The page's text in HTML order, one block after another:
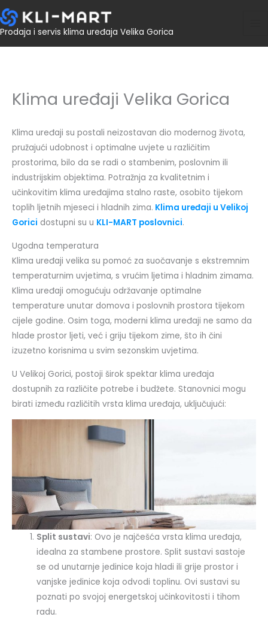
Skip
to
content
Prodaja i servis klima uređaja Velika Gorica
Klima uređaji Velika Gorica
Klima uređaji su postali neizostavan dio modernog života,
pružajući udobnost i optimalne uvjete u različitim
prostorima, bilo da se radi o stambenim, poslovnim ili
industrijskim objektima. Potražnja za kvalitetnim i
učinkovitim klima uređajima stalno raste, osobito tijekom
toplih ljetnih mjeseci i hladnih zima. Klima uređaji u Velikoj
Gorici dostupni su u KLI-MART poslovnici.
Ugodna temperatura
Klima uređaji velika su pomoć za suočavanje s ekstremnim
temperaturnim uvjetima, s vrućim ljetima i hladnim zimama.
Klima uređaji omogućuju održavanje optimalne
temperature unutar domova i poslovnih prostora tijekom
cijele godine. Osim toga, moderni klima uređaji ne samo da
hlade prostor ljeti, već i griju tijekom zime, što ih čini
izuzetno korisnima u svim sezonskim uvjetima.
U Velikoj Gorici, postoji širok spektar klima uređaja
dostupnih za različite potrebe i budžete. Stanovnici mogu
birati između različitih vrsta klima uređaja, uključujući:
Split sustavi: Ovo je najčešća vrsta klima uređaja,
idealna za stambene prostore. Split sustavi sastoje
se od unutarnje jedinice koja hladi ili grije prostor i
vanjske jedinice koja odvodi toplinu. Ovi sustavi su
poznati po svojoj energetskoj učinkovitosti i tihom
radu.